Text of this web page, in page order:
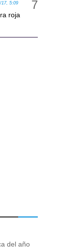
17, 5:09
roja
del año